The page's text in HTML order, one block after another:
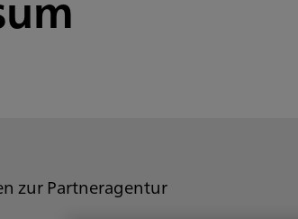
zur Partneragentur